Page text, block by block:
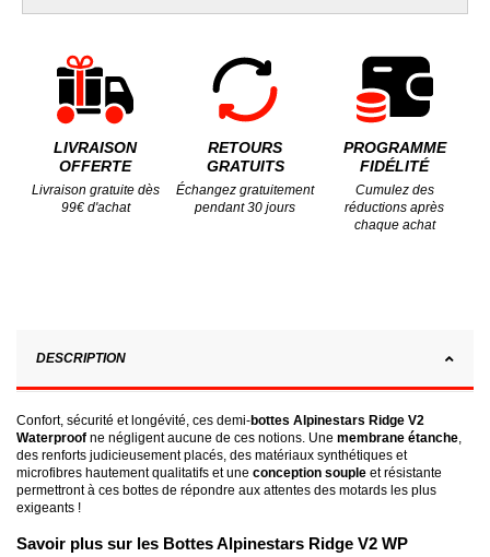
LIVRAISON
OFFERTE
Livraison gratuite dès
99€ d'achat
RETOURS
GRATUITS
Échangez gratuitement
pendant 30 jours
PROGRAMME
FIDÉLITÉ
Cumulez des
réductions après
chaque achat
DESCRIPTION
Confort, sécurité et longévité, ces demi-bottes Alpinestars Ridge V2
Waterproof ne négligent aucune de ces notions. Une membrane étanche,
des renforts judicieusement placés, des matériaux synthétiques et
microfibres hautement qualitatifs et une conception souple et résistante
permettront à ces bottes de répondre aux attentes des motards les plus
exigeants !
Savoir plus sur les Bottes Alpinestars Ridge V2 WP